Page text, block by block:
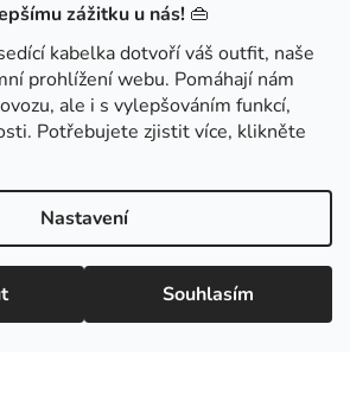
zážitku u nás! 👜
kabelka dotvoří váš outfit, naše
prohlížení webu. Pomáhají nám
ale i s vylepšováním funkcí,
Potřebujete zjistit více, klikněte
Nastavení
Souhlasím
.
- jsme tady pro Vás na telefonu i
Vytvořil Shoptet
danami . Všechna práva vyhrazena.
na svůj první nákup? Přihlaste
nákupu pro uplatnění slevy je 700 Kč.
zpracování osobních údajů